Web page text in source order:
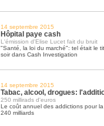
14 septembre 2015
Hôpital paye cash
L'émission d'Elise Lucet fait du bruit
"Santé, la loi du marché": tel était le
soir dans Cash Investigation
14 septembre 2015
Tabac, alcool, drogues:
250 millirads d'euros
Le coût annuel des addictions pour
240 milliards